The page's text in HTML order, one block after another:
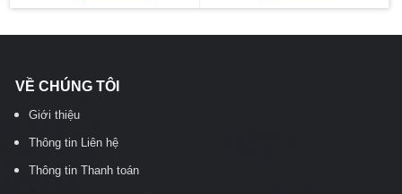
VỀ CHÚNG TÔI
Giới thiệu
Thông tin Liên hệ
Thông tin Thanh toán